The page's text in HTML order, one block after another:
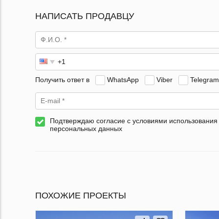
НАПИСАТЬ ПРОДАВЦУ
Получить ответ в WhatsApp Viber Telegram
Подтверждаю согласие с условиями использования
персональных данных
ПОХОЖИЕ ПРОЕКТЫ